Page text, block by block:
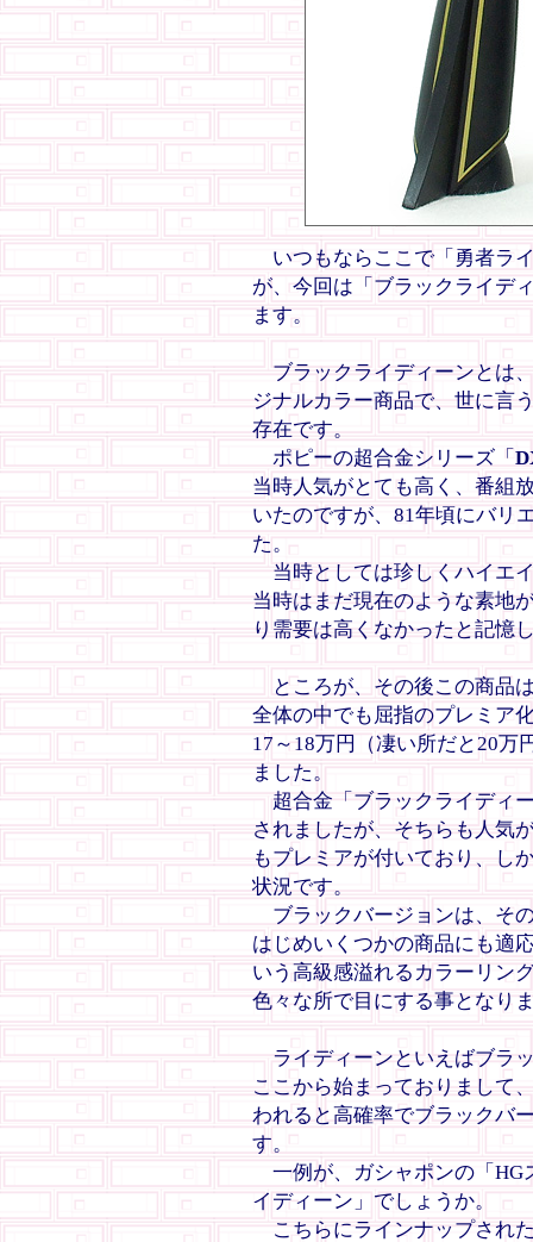
いつもならここで「勇者ラ
が、今回は「ブラックライデ
ます。
ブラックライディーンとは
ジナルカラー商品で、世に言
存在です。
ポピーの超合金シリーズ「
当時人気がとても高く、番組
いたのですが、81年頃にバリ
た。
当時としては珍しくハイエ
当時はまだ現在のような素地
り需要は高くなかったと記憶
ところが、その後この商品
全体の中でも屈指のプレミア
17～18万円（凄い所だと20万
ました。
超合金「ブラックライディ
されましたが、そちらも人気
もプレミアが付いており、し
状況です。
ブラックバージョンは、そ
はじめいくつかの商品にも適
いう高級感溢れるカラーリン
色々な所で目にする事となり
ライディーンといえばブラ
ここから始まっておりまして
われると高確率でブラックバ
す。
一例が、ガシャポンの「HG
イディーン」でしょうか。
こちらにラインナップされ